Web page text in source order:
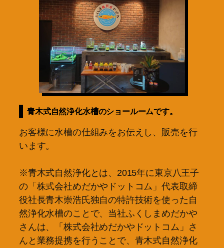
青木式自然浄化水槽のショールームです。
お客様に水槽の仕組みをお伝えし、販売を行
います。
※青木式自然浄化とは、2015年に東京八王子
の「株式会社めだかやドットコム」代表取締
役社長青木崇浩氏独自の特許技術を使った自
然浄化水槽のことで、当社ふくしまめだかや
さんは、「株式会社めだかやドットコム」さ
んと業務提携を行うことで、青木式自然浄化